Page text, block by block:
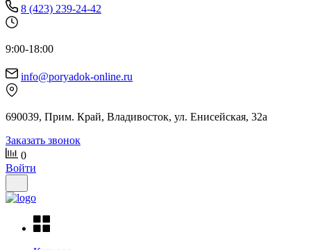
8 (423) 239-24-42
9:00-18:00
info@poryadok-online.ru
690039, Прим. Край, Владивосток, ул. Енисейская, 32а
Заказать звонок
0
Войти